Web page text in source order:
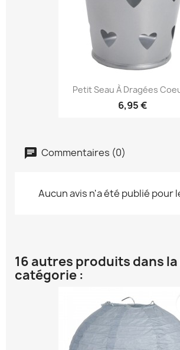
Petit Seau À Dragées
6,95 €
Commentaires (0)
Aucun avis n'a été publié pour
16 autres produits dans
catégorie :